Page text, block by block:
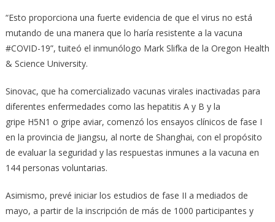
“Esto proporciona una fuerte evidencia de que el virus no está
mutando de una manera que lo haría resistente a la vacuna
#COVID-19”, tuiteó el inmunólogo Mark Slifka de la Oregon Health
& Science University.
Sinovac, que ha comercializado vacunas virales inactivadas para
diferentes enfermedades como las hepatitis A y B y la
gripe H5N1 o gripe aviar, comenzó los ensayos clínicos de fase I
en la provincia de Jiangsu, al norte de Shanghai, con el propósito
de evaluar la seguridad y las respuestas inmunes a la vacuna en
144 personas voluntarias.
Asimismo, prevé iniciar los estudios de fase II a mediados de
mayo, a partir de la inscripción de más de 1000 participantes y